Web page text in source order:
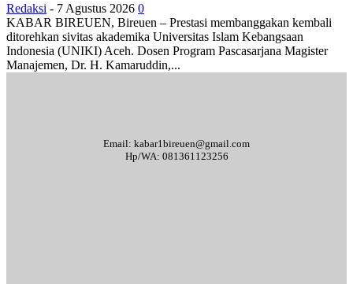
Redaksi - 7 Agustus 2026 0
KABAR BIREUEN, Bireuen – Prestasi membanggakan kembali
ditorehkan sivitas akademika Universitas Islam Kebangsaan
Indonesia (UNIKI) Aceh. Dosen Program Pascasarjana Magister
Manajemen, Dr. H. Kamaruddin,...
Email: kabar1bireuen@gmail.com
Hp/WA: 081361123256